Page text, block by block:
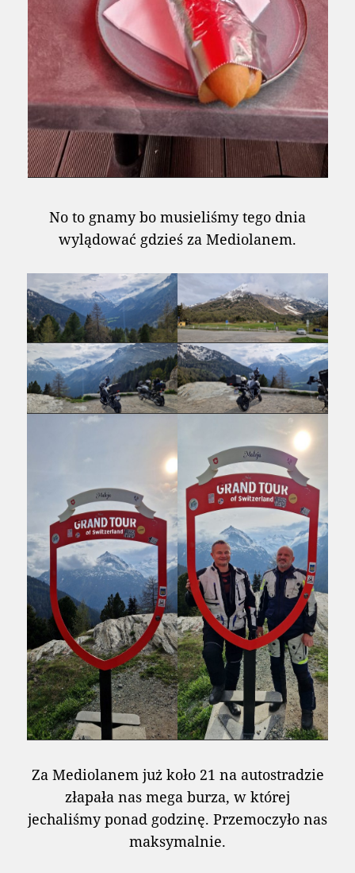
No to gnamy bo musieliśmy tego dnia
wylądować gdzieś za Mediolanem.
Za Mediolanem już koło 21 na autostradzie
złapała nas mega burza, w której
jechaliśmy ponad godzinę. Przemoczyło nas
maksymalnie.